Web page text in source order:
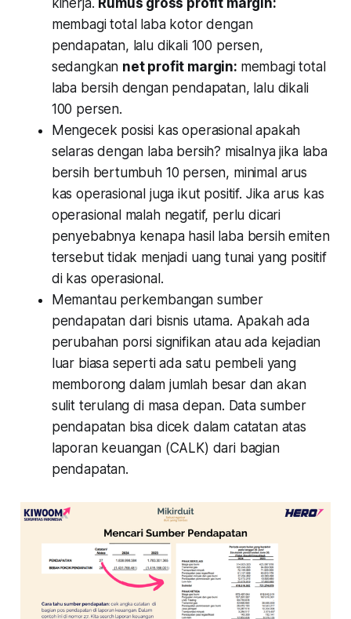
membagi total laba kotor dengan
pendapatan, lalu dikali 100 persen,
sedangkan net profit margin: membagi total
laba bersih dengan pendapatan, lalu dikali
100 persen.
Mengecek posisi kas operasional apakah
selaras dengan laba bersih? misalnya jika laba
bersih bertumbuh 10 persen, minimal arus
kas operasional juga ikut positif. Jika arus kas
operasional malah negatif, perlu dicari
penyebabnya kenapa hasil laba bersih emiten
tersebut tidak menjadi uang tunai yang positif
di kas operasional.
Memantau perkembangan sumber
pendapatan dari bisnis utama. Apakah ada
perubahan porsi signifikan atau ada kejadian
luar biasa seperti ada satu pembeli yang
memborong dalam jumlah besar dan akan
sulit terulang di masa depan. Data sumber
pendapatan bisa dicek dalam catatan atas
laporan keuangan (CALK) dari bagian
pendapatan.